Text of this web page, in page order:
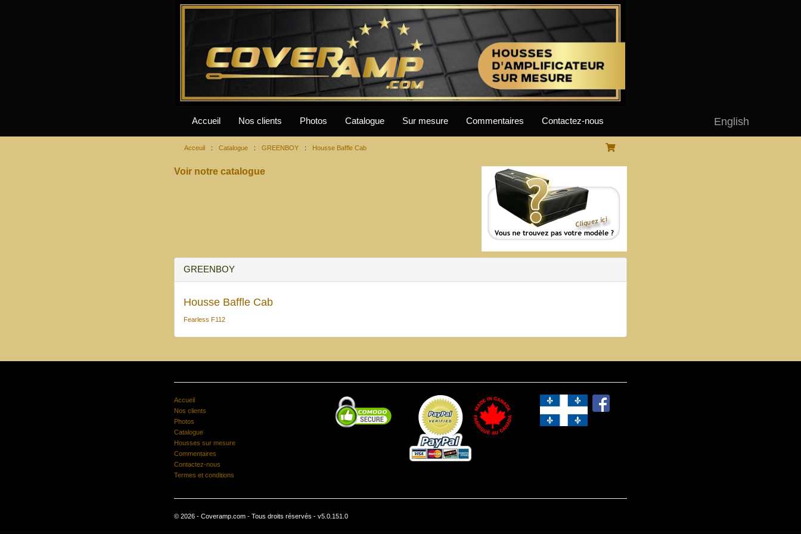
English
Accueil Nos clients Photos Catalogue Sur mesure Commentaires Contactez-nous
Acceuil : Catalogue : GREENBOY : Housse Baffle Cab
Voir notre catalogue
GREENBOY
Housse Baffle Cab
Fearless F112
Accueil
Nos clients
Photos
Catalogue
Housses sur mesure
Commentaires
Contactez-nous
Termes et conditions
© 2026 - Coveramp.com - Tous droits réservés - v5.0.151.0